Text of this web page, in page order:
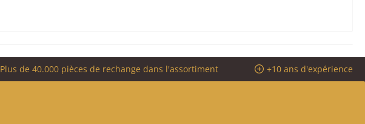
Plus de 40.000 pièces de rechange dans l'assortiment +10 ans d'expérience